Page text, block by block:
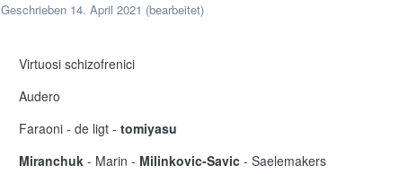
Geschrieben 14. April 2021 (bearbeitet)
Virtuosi schizofrenici
Audero
Faraoni - de ligt - tomiyasu
Miranchuk - Marin - Milinkovic-Savic - Saelemakers